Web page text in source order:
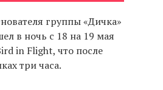
группы «Дичка»
в ночь с 18 на 19 мая
in Flight, что после
три часа.